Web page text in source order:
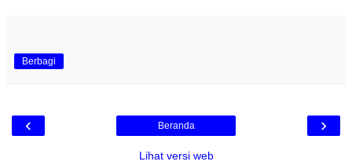
Berbagi
‹ ›
Beranda
Lihat versi web